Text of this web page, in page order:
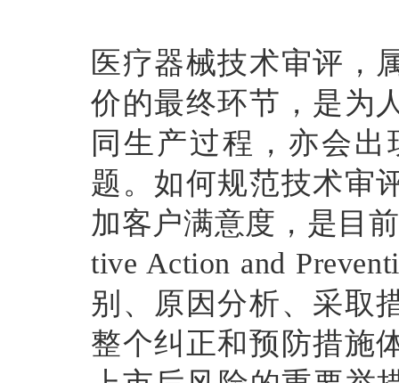
医疗器械技术审评，
价的最终环节，是为
同生产过程，亦会
题。如何规范技术审
加客户满意度，是目
tive Action and
别、原因分析、采取
整个纠正和预防措施